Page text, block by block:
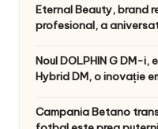
Eternal Beauty, brand
profesional, a
Noul DOLPHIN G DM-
Hybrid DM, o inovație
Campania Betano